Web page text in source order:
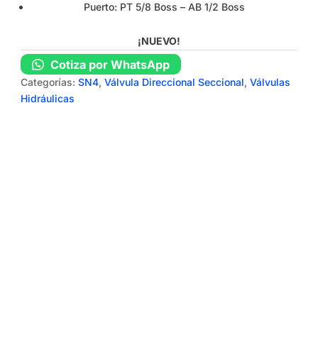
Puerto: PT 5/8 Boss – AB 1/2 Boss
¡NUEVO!
Cotiza por WhatsApp
Categorías:SN4,Válvula Direccional Seccional,Válvulas
Hidráulicas